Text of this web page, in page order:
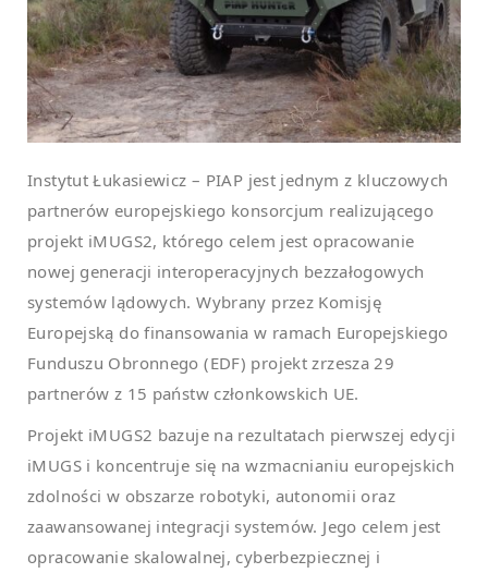
Instytut Łukasiewicz – PIAP jest jednym z kluczowych
partnerów europejskiego konsorcjum realizującego
projekt iMUGS2, którego celem jest opracowanie
nowej generacji interoperacyjnych bezzałogowych
systemów lądowych. Wybrany przez Komisję
Europejską do finansowania w ramach Europejskiego
Funduszu Obronnego (EDF) projekt zrzesza 29
partnerów z 15 państw członkowskich UE.
Projekt iMUGS2 bazuje na rezultatach pierwszej edycji
iMUGS i koncentruje się na wzmacnianiu europejskich
zdolności w obszarze robotyki, autonomii oraz
zaawansowanej integracji systemów. Jego celem jest
opracowanie skalowalnej, cyberbezpiecznej i